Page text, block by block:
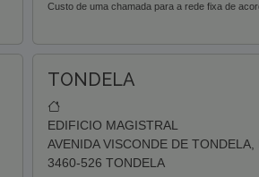
Custo de uma chamada para a rede fixa de
TONDELA
EDIFICIO MAGISTRAL
AVENIDA VISCONDE DE
3460-526 TONDELA